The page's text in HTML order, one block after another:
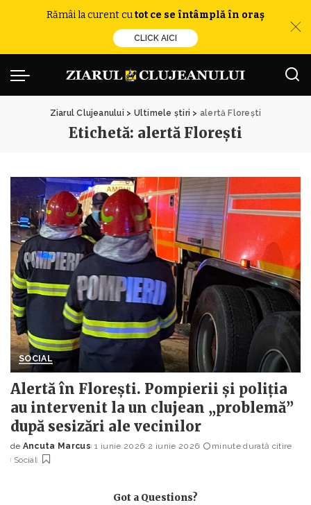
Rămâi la curent cutot ce se întâmplă în oraș
CLICK AICI
Ziarul Clujeanului > Ultimele știri > alertă Florești
Etichetă: alertă Florești
SOCIAL
Alertă în Florești. Pompierii și poliția
au intervenit la un clujean „problemă”
după sesizări ale vecinilor
Posted
by
de Ancuta Marcus 1 iunie 2026 2 iunie 2026
minute durată citire
Social
Got a Questions?